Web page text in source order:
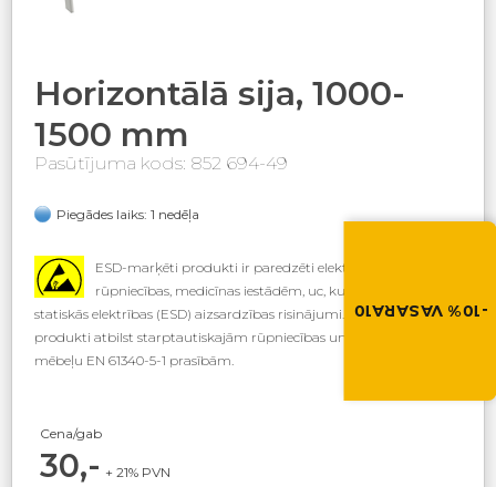
Vasara nāk ar
Izmanto atlaides
grozā.
-10% VASARA10
Horizontālā sija, 1000-
1500 mm
Pasūtījuma kods: 852 694-49
Piegādes laiks: 1 nedēļa
ESD-marķēti produkti ir paredzēti elektronikas
rūpniecības, medicīnas iestādēm, uc, kur ir nepieciešami
statiskās elektrības (ESD) aizsardzības risinājumi. Visi ESD-marķēti
produkti atbilst starptautiskajām rūpniecības un noliktavas
mēbeļu EN 61340-5-1 prasībām.
Cena/gab
30,- + 21% PVN